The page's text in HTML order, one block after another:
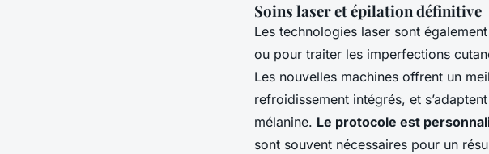
Soins laser et épilation définitive
Les technologies laser sont
ou pour traiter les imperfections
Les nouvelles machines offrent un
refroidissement intégrés, et
mélanine. Le protocole est
sont souvent nécessaires pour un